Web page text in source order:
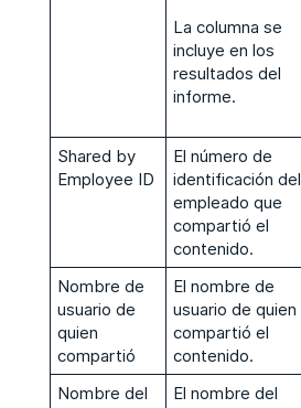
La columna se
incluye en los
resultados del
informe.
Shared by
Employee ID
El número de
identificación del
empleado que
compartió el
contenido.
Nombre de
usuario de
quien
compartió
El nombre de
usuario de quien
compartió el
contenido.
Nombre del
El nombre del